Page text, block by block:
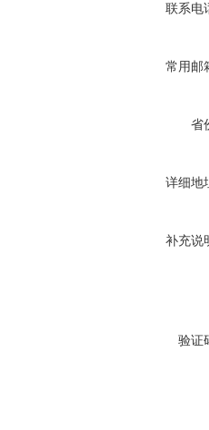
联系电
常用邮
省
详细地
补充说
验证